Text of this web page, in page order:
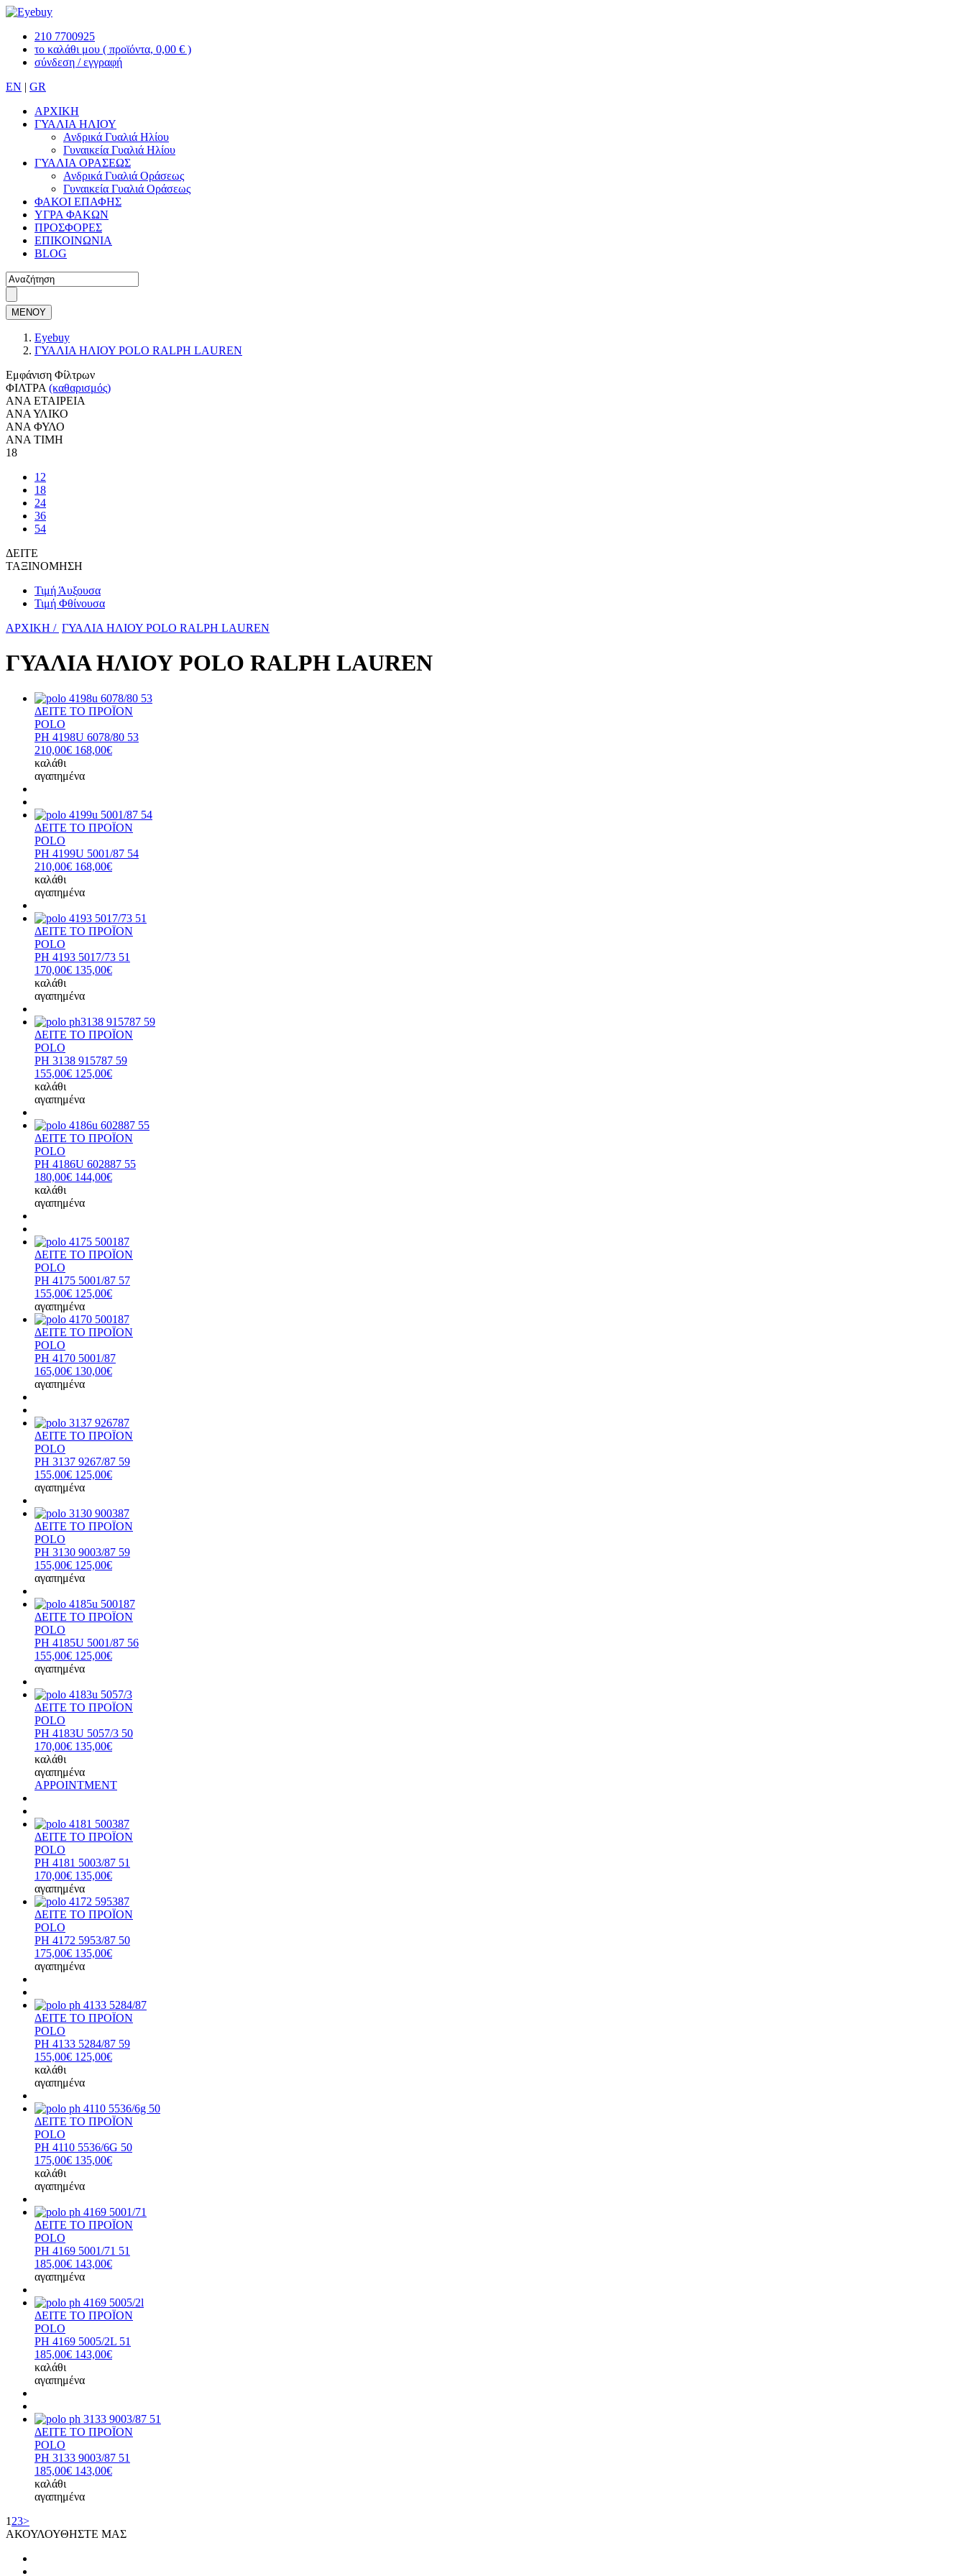
210 7700925
το καλάθι μου ( προϊόντα, 0,00 € )
σύνδεση / εγγραφή
EN | GR
ΑΡΧΙΚΗ
ΓΥΑΛΙΑ ΗΛΙΟΥ
Ανδρικά Γυαλιά Ηλίου
Γυναικεία Γυαλιά Ηλίου
ΓΥΑΛΙΑ ΟΡΑΣΕΩΣ
Ανδρικά Γυαλιά Οράσεως
Γυναικεία Γυαλιά Οράσεως
ΦΑΚΟΙ ΕΠΑΦΗΣ
ΥΓΡΑ ΦΑΚΩΝ
ΠΡΟΣΦΟΡΕΣ
ΕΠΙΚΟΙΝΩΝΙΑ
BLOG
ΜΕΝΟΥ
Eyebuy
ΓΥΑΛΙΑ ΗΛΙΟΥ POLO RALPH LAUREN
Εμφάνιση Φίλτρων
ΦΙΛΤΡΑ (καθαρισμός)
ΑΝΑ ΕΤΑΙΡΕΙΑ
ΑΝΑ ΥΛΙΚΟ
ΑΝΑ ΦΥΛΟ
ΑΝΑ ΤΙΜΗ
18
12
18
24
36
54
ΔΕΙΤΕ
ΤΑΞΙΝΟΜΗΣΗ
Τιμή Άυξουσα
Τιμή Φθίνουσα
ΑΡΧΙΚΗ / ΓΥΑΛΙΑ ΗΛΙΟΥ POLO RALPH LAUREN
ΓΥΑΛΙΑ ΗΛΙΟΥ POLO RALPH LAUREN
ΔΕΙΤΕ ΤΟ ΠΡΟΪΟΝ
POLO
PH 4198U 6078/80 53
210,00€ 168,00€
καλάθι
αγαπημένα
ΔΕΙΤΕ ΤΟ ΠΡΟΪΟΝ
POLO
PH 4199U 5001/87 54
210,00€ 168,00€
καλάθι
αγαπημένα
ΔΕΙΤΕ ΤΟ ΠΡΟΪΟΝ
POLO
PH 4193 5017/73 51
170,00€ 135,00€
καλάθι
αγαπημένα
ΔΕΙΤΕ ΤΟ ΠΡΟΪΟΝ
POLO
PH 3138 915787 59
155,00€ 125,00€
καλάθι
αγαπημένα
ΔΕΙΤΕ ΤΟ ΠΡΟΪΟΝ
POLO
PH 4186U 602887 55
180,00€ 144,00€
καλάθι
αγαπημένα
ΔΕΙΤΕ ΤΟ ΠΡΟΪΟΝ
POLO
PH 4175 5001/87 57
155,00€ 125,00€
αγαπημένα
ΔΕΙΤΕ ΤΟ ΠΡΟΪΟΝ
POLO
PH 4170 5001/87
165,00€ 130,00€
αγαπημένα
ΔΕΙΤΕ ΤΟ ΠΡΟΪΟΝ
POLO
PH 3137 9267/87 59
155,00€ 125,00€
αγαπημένα
ΔΕΙΤΕ ΤΟ ΠΡΟΪΟΝ
POLO
PH 3130 9003/87 59
155,00€ 125,00€
αγαπημένα
ΔΕΙΤΕ ΤΟ ΠΡΟΪΟΝ
POLO
PH 4185U 5001/87 56
155,00€ 125,00€
αγαπημένα
ΔΕΙΤΕ ΤΟ ΠΡΟΪΟΝ
POLO
PH 4183U 5057/3 50
170,00€ 135,00€
καλάθι
αγαπημένα
APPOINTMENT
ΔΕΙΤΕ ΤΟ ΠΡΟΪΟΝ
POLO
PH 4181 5003/87 51
170,00€ 135,00€
αγαπημένα
ΔΕΙΤΕ ΤΟ ΠΡΟΪΟΝ
POLO
PH 4172 5953/87 50
175,00€ 135,00€
αγαπημένα
ΔΕΙΤΕ ΤΟ ΠΡΟΪΟΝ
POLO
PH 4133 5284/87 59
155,00€ 125,00€
καλάθι
αγαπημένα
ΔΕΙΤΕ ΤΟ ΠΡΟΪΟΝ
POLO
PH 4110 5536/6G 50
175,00€ 135,00€
καλάθι
αγαπημένα
ΔΕΙΤΕ ΤΟ ΠΡΟΪΟΝ
POLO
PH 4169 5001/71 51
185,00€ 143,00€
αγαπημένα
ΔΕΙΤΕ ΤΟ ΠΡΟΪΟΝ
POLO
PH 4169 5005/2L 51
185,00€ 143,00€
καλάθι
αγαπημένα
ΔΕΙΤΕ ΤΟ ΠΡΟΪΟΝ
POLO
PH 3133 9003/87 51
185,00€ 143,00€
καλάθι
αγαπημένα
1 23>
ΑΚΟΥΛΟΥΘΗΣΤΕ ΜΑΣ